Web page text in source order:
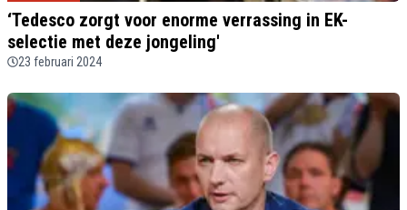
‘Tedesco zorgt voor enorme verrassing in EK-
selectie met deze jongeling'
23 februari 2024